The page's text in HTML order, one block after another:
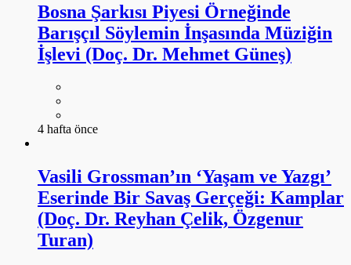
Bosna Şarkısı Piyesi Örneğinde
Barışçıl Söylemin İnşasında Müziğin
İşlevi (Doç. Dr. Mehmet Güneş)
4 hafta önce
Vasili Grossman’ın ‘Yaşam ve Yazgı’
Eserinde Bir Savaş Gerçeği: Kamplar
(Doç. Dr. Reyhan Çelik, Özgenur
Turan)